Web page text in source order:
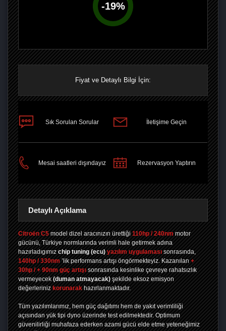
-19%
Fiyat ve Detaylı Bilgi İçin:
Sık Sorulan Sorular İletişime Geçin
Mesai saatleri dışındayız Rezervasyon Yaptırın
Detaylı Açıklama
Citroën C5 model dizel aracınızın ürettiği 110hp / 240nm motor
gücünü, Türkiye normlarında verimli hale getirmek adına
hazırladıgımız chip tuning (ecu) yazılım uygulaması sonrasında,
140hp / 330nm ’lik performans artışı öngörmekteyiz. Kazanılan +
30hp / + 90nm güç artışı sonrasında kesinlike çevreye rahatsızlık
vermeyecek (duman atmayacak) şekilde eksoz emisyon
değerleriniz korunarak hazırlanmaktadır.
Tüm yazılımlarımız, hem güç dağıtımı hem de yakıt verimliliği
açısından yük tipi dyno üzerinde test edilmektedir. Optimum
güvenilirliği muhafaza ederken azami gücü elde etme yeteneğimiz